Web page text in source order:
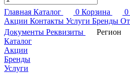
Главная Каталог 0 Корзина 0
Акции Контакты Услуги Бренды
Документы Реквизиты Регион
Каталог
Акции
Бренды
Услуги